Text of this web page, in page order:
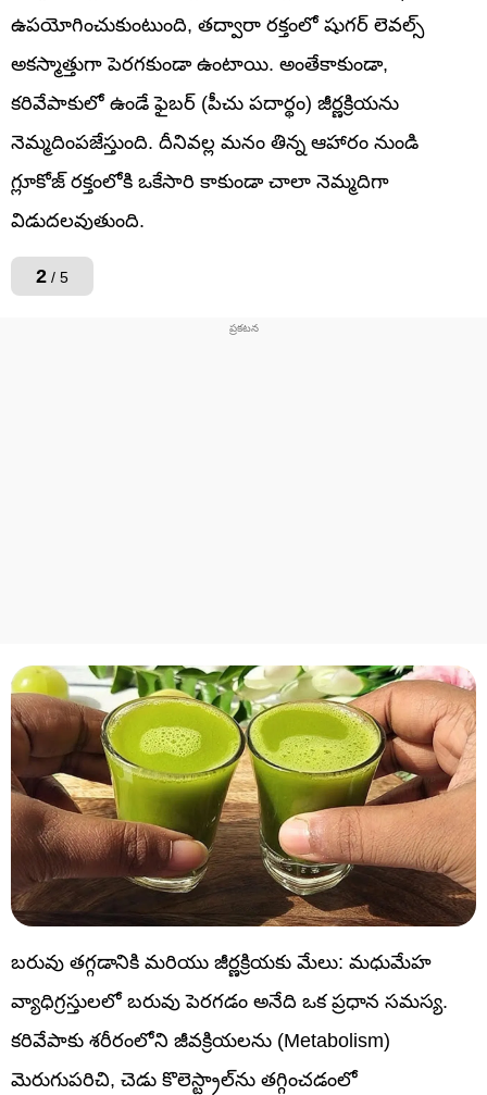
ఉపయోగించుకుంటుంది, తద్వారా రక్తంలో షుగర్ లెవల్స్
అకస్మాత్తుగా పెరగకుండా ఉంటాయి. అంతేకాకుండా,
కరివేపాకులో ఉండే ఫైబర్ (పీచు పదార్థం) జీర్ణక్రియను
నెమ్మదింపజేస్తుంది. దీనివల్ల మనం తిన్న ఆహారం నుండి
గ్లూకోజ్ రక్తంలోకి ఒకేసారి కాకుండా చాలా నెమ్మదిగా
విడుదలవుతుంది.
2 / 5
బరువు తగ్గడానికి మరియు జీర్ణక్రియకు మేలు: మధుమేహ
వ్యాధిగ్రస్తులలో బరువు పెరగడం అనేది ఒక ప్రధాన సమస్య.
కరివేపాకు శరీరంలోని జీవక్రియలను (Metabolism)
మెరుగుపరిచి, చెడు కొలెస్ట్రాల్‌ను తగ్గించడంలో